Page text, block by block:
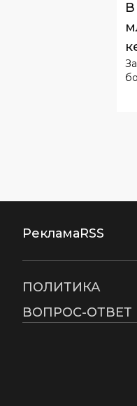
РекламаRSS
ПОЛИТИКА
ВОПРОС-ОТВЕТ